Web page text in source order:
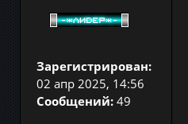
Зарегистрирован:
02 апр 2025, 14:56
Сообщений: 49